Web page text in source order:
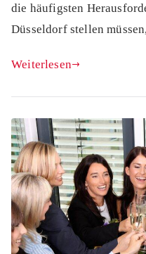
die häufigsten
Düsseldorf stellen
Weiterlesen